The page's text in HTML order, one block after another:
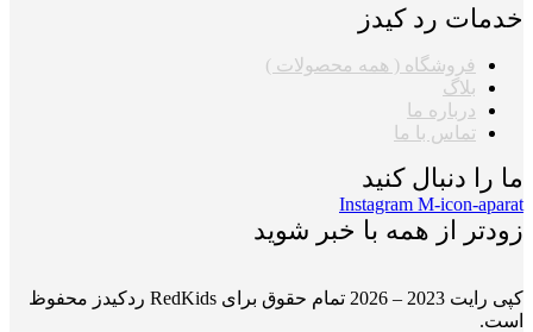
خدمات رد کیدز
فروشگاه ( همه محصولات )
بلاگ
درباره ما
تماس با ما
ما را دنبال کنید
Instagram M-icon-aparat
زودتر از همه با خبر شوید
کپی رایت 2023 – 2026 تمام حقوق برای RedKids ردکیدز محفوظ
است.